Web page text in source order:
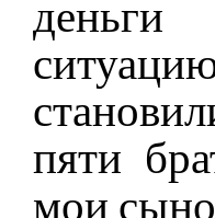
деньги
пяти
мои